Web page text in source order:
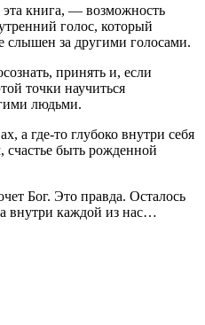
книга, — возможность
голос, который
слышен за другими голосами.
принять и, если
точки научиться
людьми.
а где-то глубоко внутри себя
быть рожденной
Бог. Это правда. Осталось
внутри каждой из нас…